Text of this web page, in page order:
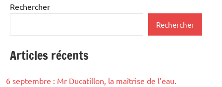
publications
Rechercher
Rechercher
Articles récents
6 septembre : Mr Ducatillon, la maîtrise de l’eau.